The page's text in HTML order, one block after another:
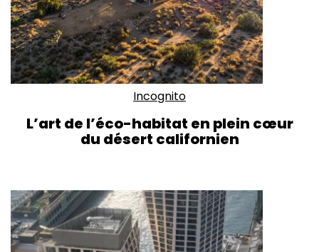
Incognito
L’art de l’éco-habitat en plein cœur
du désert californien